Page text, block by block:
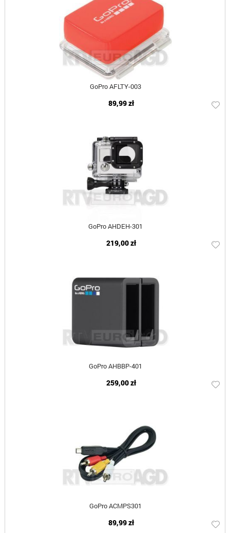
GoPro AFLTY-003
89,99 zł
GoPro AHDEH-301
219,00 zł
GoPro AHBBP-401
259,00 zł
GoPro ACMPS301
89,99 zł